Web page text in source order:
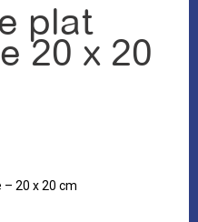
plat
20 x 20
– 20 x 20 cm